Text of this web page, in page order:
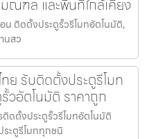
ณฑล และพื้นที่ใกล้เคียง
น ติดตั้งประตูรั้วรีโมทอัตโนมัติ,
นสว
ย รับติดตั้งประตูรีโมท
วอัตโนมัติ ราคาถูก
ติดตั้งประตูรั้วรีโมทอัตโนมัติ
ระตูรีโมททุกชนิ